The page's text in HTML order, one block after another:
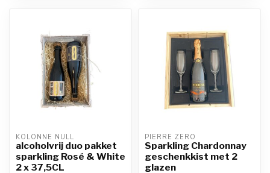
KOLONNE NULL
alcoholvrij duo pakket
sparkling Rosé & White
2 x 37,5CL
PIERRE ZERO
Sparkling Chardonnay
geschenkkist met 2
glazen